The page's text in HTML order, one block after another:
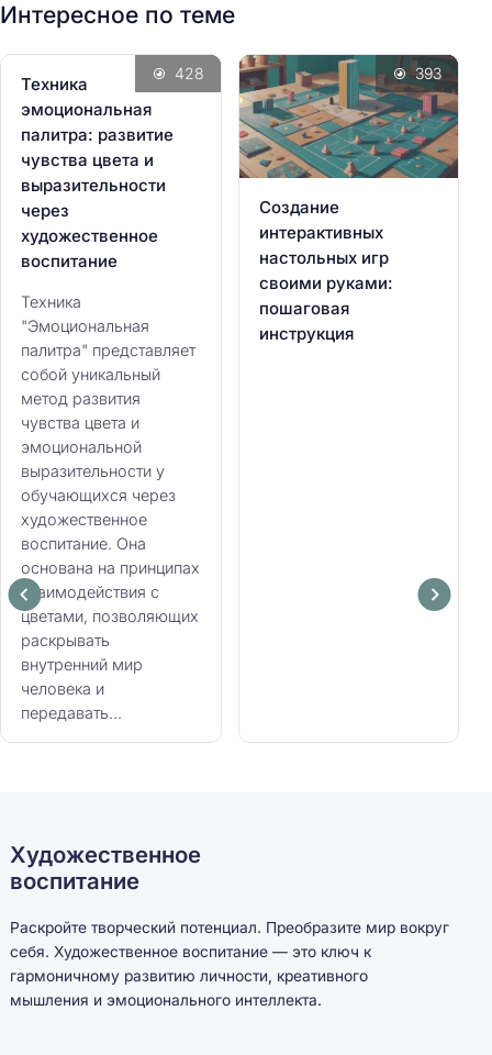
Интересное по теме
Техника
эмоциональная
палитра: развитие
чувства цвета и
выразительности
через
художественное
воспитание
Техника
"Эмоциональная
палитра" представляет
собой уникальный
метод развития
чувства цвета и
эмоциональной
выразительности у
обучающихся через
художественное
воспитание. Она
основана на принципах
взаимодействия с
цветами, позволяющих
раскрывать
внутренний мир
человека и
передавать...
428
Создание
интерактивных
настольных игр
своими руками:
пошаговая
инструкция
393
Художественное
воспитание
Раскройте творческий потенциал. Преобразите мир вокруг
себя. Художественное воспитание — это ключ к
гармоничному развитию личности, креативного
мышления и эмоционального интеллекта.